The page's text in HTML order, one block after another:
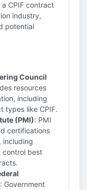
CPIF contract
industry,
potential
Council
resources
including
types like CPIF.
(PMI): PMI
certifications
including
control best
: Government